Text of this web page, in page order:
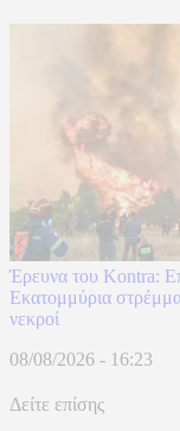
Έρευνα του Kontra:
Εκατομμύρια
νεκροί
08/08/2026 - 16:23
Δείτε επίσης